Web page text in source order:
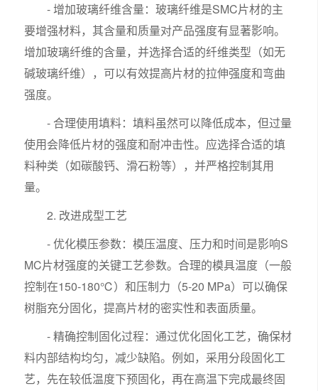
- 增加玻璃纤维含量：玻璃纤维是SMC片材的主
要增强材料，其含量和质量对产品强度有显著影响。
增加玻璃纤维的含量，并选择合适的纤维类型（如无
碱玻璃纤维），可以有效提高片材的拉伸强度和弯曲
强度。
- 合理使用填料：填料虽然可以降低成本，但过量
使用会降低片材的强度和耐冲击性。应选择合适的填
料种类（如碳酸钙、滑石粉等），并严格控制其用
量。
2. 改进成型工艺
- 优化模压参数：模压温度、压力和时间是影响S
MC片材强度的关键工艺参数。合理的模具温度（一般
控制在150-180℃）和压制力（5-20 MPa）可以确保
树脂充分固化，提高片材的密实性和表面质量。
- 精确控制固化过程：通过优化固化工艺，确保材
料内部结构均匀，减少缺陷。例如，采用分段固化工
艺，先在较低温度下预固化，再在高温下完成最终固